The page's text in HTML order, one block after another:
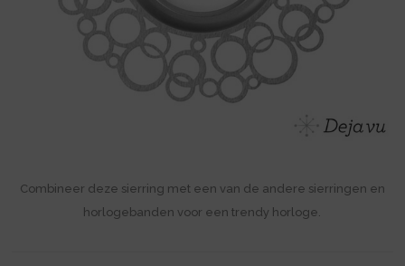
Combineer deze sierring met een van de andere sierringen en
horlogebanden voor een trendy horloge.